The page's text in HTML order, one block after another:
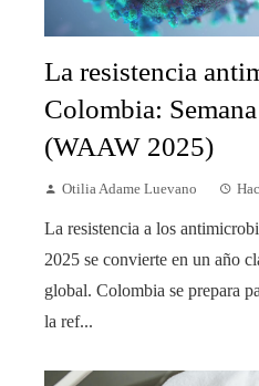
La resistencia
Colombia:
(WAAW 2025)
Otilia Adame Luevano
La resistencia a los
2025 se convierte en un año
global. Colombia se prepara
la ref...